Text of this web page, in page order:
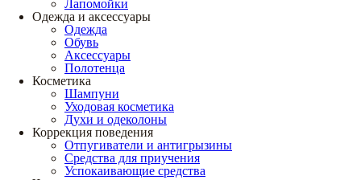
Лапомойки
Одежда и аксессуары
Одежда
Обувь
Аксессуары
Полотенца
Косметика
Шампуни
Уходовая косметика
Духи и одеколоны
Коррекция поведения
Отпугиватели и антигрызины
Средства для приучения
Успокаивающие средства